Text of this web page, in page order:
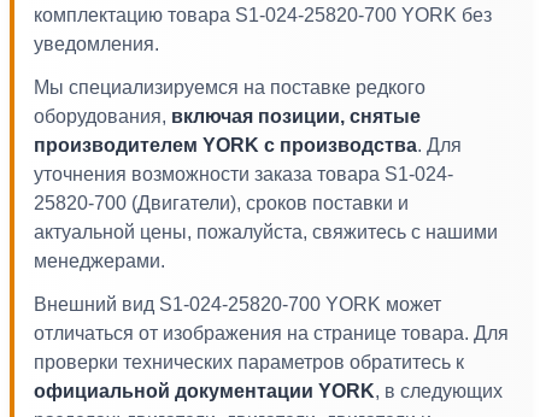
комплектацию товара S1-024-25820-700 YORK без
уведомления.
Мы специализируемся на поставке редкого
оборудования, включая позиции, снятые
производителем YORK с производства. Для
уточнения возможности заказа товара S1-024-
25820-700 (Двигатели), сроков поставки и
актуальной цены, пожалуйста, свяжитесь с нашими
менеджерами.
Внешний вид S1-024-25820-700 YORK может
отличаться от изображения на странице товара. Для
проверки технических параметров обратитесь к
официальной документации YORK, в следующих